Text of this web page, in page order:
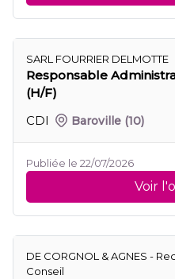
SARL FOURRIER DELMOTTE
Responsable
(H/F)
CDI
Baroville (10)
Publiée le 22/07/2026
Voir
DE CORGNOL & AGNES -
Conseil